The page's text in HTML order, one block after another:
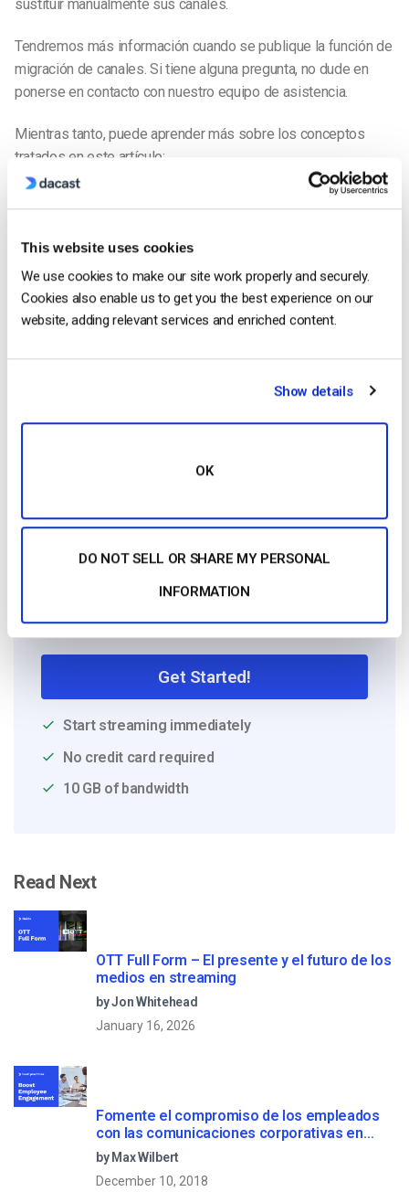
This website uses cookies
We use cookies to make our site work properly and securely.
Cookies also enable us to get you the best experience on our
website, adding relevant services and enriched content.
Show details
OK
DO NOT SELL OR SHARE MY PERSONAL
INFORMATION
sustituir manualmente sus canales.
Tendremos más información cuando se publique la función de
migración de canales. Si tiene alguna pregunta, no dude en
ponerse en contacto con nuestro equipo de asistencia.
Mientras tanto, puede aprender más sobre los conceptos
tratados en este artículo:
¿Qué es la ingesta RTMP y por qué es importante para la
Ingesta HLS: Qué es y cómo es compatible con el software
de streaming [2022 Update]
Dacast Team
Free 14-Day Trial
Get Started!
Start streaming immediately
No credit card required
10 GB of bandwidth
Read Next
OTT Full Form – El presente y el futuro de los
medios en streaming
by Jon Whitehead
January 16, 2026
Fomente el compromiso de los empleados
con las comunicaciones corporativas en
directo
by Max Wilbert
December 10, 2018